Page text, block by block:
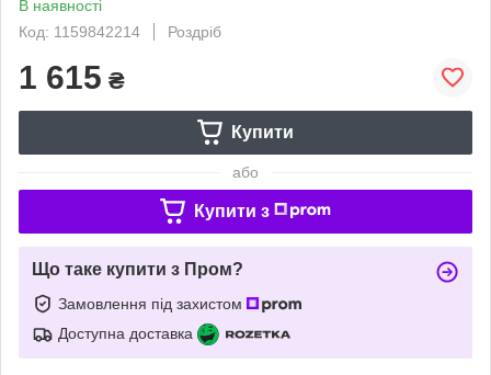
В наявності
Код: 1159842214
Роздріб
1 615 ₴
Купити
або
Купити з
Що таке купити з Пром?
Замовлення під захистом
Доступна доставка